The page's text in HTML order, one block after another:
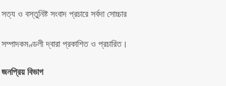
সত্য ও বস্তুনিষ্ট সংবাদ প্রচারে সর্বদা সোচ্চার
সম্পাদকমণ্ডলী দ্বারা প্রকাশিত ও প্রচারিত।
জনপ্রিয় বিভাগ